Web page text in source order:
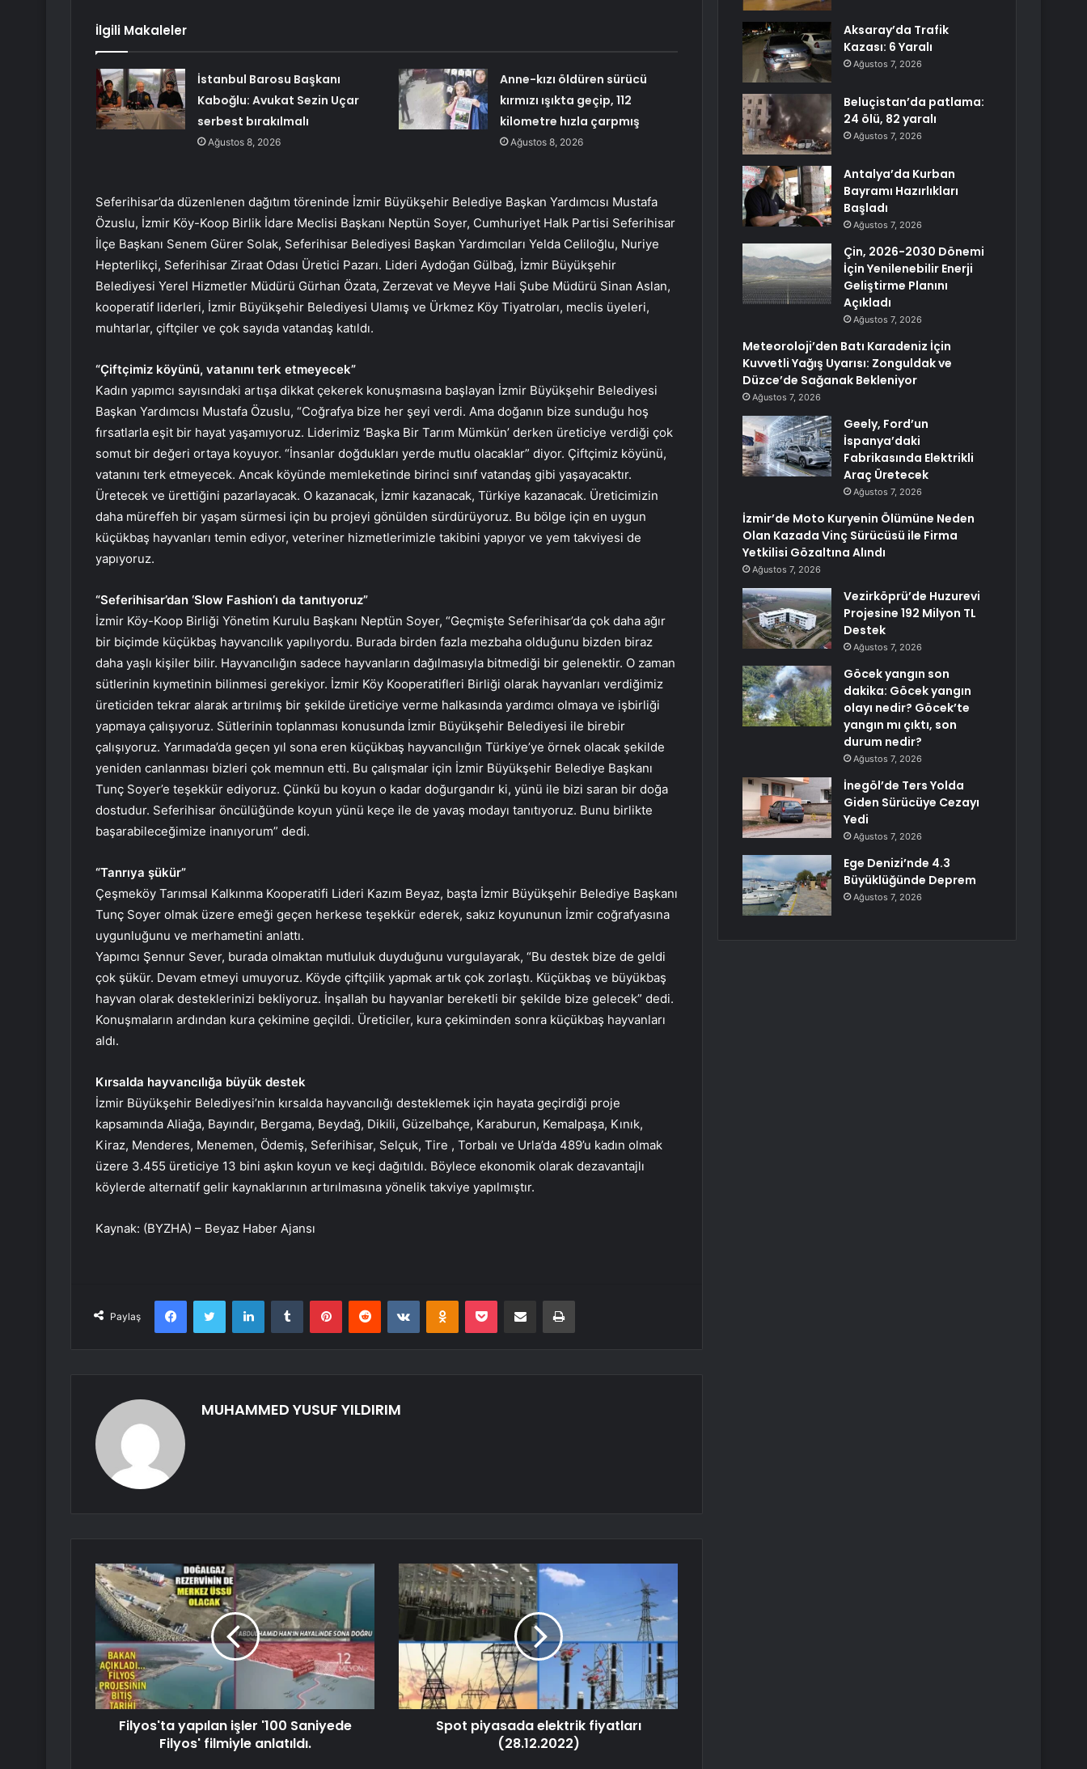
İlgili Makaleler
İstanbul Barosu Başkanı
Kaboğlu: Avukat Sezin Uçar
serbest bırakılmalı
Ağustos 8, 2026
Anne-kızı öldüren sürücü
kırmızı ışıkta geçip, 112
kilometre hızla çarpmış
Ağustos 8, 2026
Seferihisar’da düzenlenen dağıtım töreninde İzmir Büyükşehir Belediye Başkan Yardımcısı Mustafa
Özuslu, İzmir Köy-Koop Birlik İdare Meclisi Başkanı Neptün Soyer, Cumhuriyet Halk Partisi Seferihisar
İlçe Başkanı Senem Gürer Solak, Seferihisar Belediyesi Başkan Yardımcıları Yelda Celiloğlu, Nuriye
Hepterlikçi, Seferihisar Ziraat Odası Üretici Pazarı. Lideri Aydoğan Gülbağ, İzmir Büyükşehir
Belediyesi Yerel Hizmetler Müdürü Gürhan Özata, Zerzevat ve Meyve Hali Şube Müdürü Sinan Aslan,
kooperatif liderleri, İzmir Büyükşehir Belediyesi Ulamış ve Ürkmez Köy Tiyatroları, meclis üyeleri,
muhtarlar, çiftçiler ve çok sayıda vatandaş katıldı.
“Çiftçimiz köyünü, vatanını terk etmeyecek”
Kadın yapımcı sayısındaki artışa dikkat çekerek konuşmasına başlayan İzmir Büyükşehir Belediyesi
Başkan Yardımcısı Mustafa Özuslu, “Coğrafya bize her şeyi verdi. Ama doğanın bize sunduğu hoş
fırsatlarla eşit bir hayat yaşamıyoruz. Liderimiz ‘Başka Bir Tarım Mümkün’ derken üreticiye verdiği çok
somut bir değeri ortaya koyuyor. “İnsanlar doğdukları yerde mutlu olacaklar” diyor. Çiftçimiz köyünü,
vatanını terk etmeyecek. Ancak köyünde memleketinde birinci sınıf vatandaş gibi yaşayacaktır.
Üretecek ve ürettiğini pazarlayacak. O kazanacak, İzmir kazanacak, Türkiye kazanacak. Üreticimizin
daha müreffeh bir yaşam sürmesi için bu projeyi gönülden sürdürüyoruz. Bu bölge için en uygun
küçükbaş hayvanları temin ediyor, veteriner hizmetlerimizle takibini yapıyor ve yem takviyesi de
yapıyoruz.
“Seferihisar’dan ‘Slow Fashion’ı da tanıtıyoruz”
İzmir Köy-Koop Birliği Yönetim Kurulu Başkanı Neptün Soyer, “Geçmişte Seferihisar’da çok daha ağır
bir biçimde küçükbaş hayvancılık yapılıyordu. Burada birden fazla mezbaha olduğunu bizden biraz
daha yaşlı kişiler bilir. Hayvancılığın sadece hayvanların dağılmasıyla bitmediği bir gelenektir. O zaman
sütlerinin kıymetinin bilinmesi gerekiyor. İzmir Köy Kooperatifleri Birliği olarak hayvanları verdiğimiz
üreticiden tekrar alarak artırılmış bir şekilde üreticiye verme halkasında yardımcı olmaya ve işbirliği
yapmaya çalışıyoruz. Sütlerinin toplanması konusunda İzmir Büyükşehir Belediyesi ile birebir
çalışıyoruz. Yarımada’da geçen yıl sona eren küçükbaş hayvancılığın Türkiye’ye örnek olacak şekilde
yeniden canlanması bizleri çok memnun etti. Bu çalışmalar için İzmir Büyükşehir Belediye Başkanı
Tunç Soyer’e teşekkür ediyoruz. Çünkü bu koyun o kadar doğurgandır ki, yünü ile bizi saran bir doğa
dostudur. Seferihisar öncülüğünde koyun yünü keçe ile de yavaş modayı tanıtıyoruz. Bunu birlikte
başarabileceğimize inanıyorum” dedi.
“Tanrıya şükür”
Çeşmeköy Tarımsal Kalkınma Kooperatifi Lideri Kazım Beyaz, başta İzmir Büyükşehir Belediye Başkanı
Tunç Soyer olmak üzere emeği geçen herkese teşekkür ederek, sakız koyununun İzmir coğrafyasına
uygunluğunu ve merhametini anlattı.
Yapımcı Şennur Sever, burada olmaktan mutluluk duyduğunu vurgulayarak, “Bu destek bize de geldi
çok şükür. Devam etmeyi umuyoruz. Köyde çiftçilik yapmak artık çok zorlaştı. Küçükbaş ve büyükbaş
hayvan olarak desteklerinizi bekliyoruz. İnşallah bu hayvanlar bereketli bir şekilde bize gelecek” dedi.
Konuşmaların ardından kura çekimine geçildi. Üreticiler, kura çekiminden sonra küçükbaş hayvanları
aldı.
Kırsalda hayvancılığa büyük destek
İzmir Büyükşehir Belediyesi’nin kırsalda hayvancılığı desteklemek için hayata geçirdiği proje
kapsamında Aliağa, Bayındır, Bergama, Beydağ, Dikili, Güzelbahçe, Karaburun, Kemalpaşa, Kınık,
Kiraz, Menderes, Menemen, Ödemiş, Seferihisar, Selçuk, Tire , Torbalı ve Urla’da 489’u kadın olmak
üzere 3.455 üreticiye 13 bini aşkın koyun ve keçi dağıtıldı. Böylece ekonomik olarak dezavantajlı
köylerde alternatif gelir kaynaklarının artırılmasına yönelik takviye yapılmıştır.
Kaynak: (BYZHA) – Beyaz Haber Ajansı
Paylaş
FacebookTwitter LinkedInTumblr PinterestReddit VKontakteOdnoklassniki
Pocket E-Posta ile paylaş Yazdır
MUHAMMED YUSUF YILDIRIM
Filyos'ta yapılan işler '100 Saniyede
Filyos' filmiyle anlatıldı.
Spot piyasada elektrik fiyatları
(28.12.2022)
Aksaray’da Trafik
Kazası: 6 Yaralı
Ağustos 7, 2026
Beluçistan’da patlama:
24 ölü, 82 yaralı
Ağustos 7, 2026
Antalya’da Kurban
Bayramı Hazırlıkları
Başladı
Ağustos 7, 2026
Çin, 2026-2030 Dönemi
İçin Yenilenebilir Enerji
Geliştirme Planını
Açıkladı
Ağustos 7, 2026
Meteoroloji’den Batı Karadeniz İçin
Kuvvetli Yağış Uyarısı: Zonguldak ve
Düzce’de Sağanak Bekleniyor
Ağustos 7, 2026
Geely, Ford’un
İspanya’daki
Fabrikasında Elektrikli
Araç Üretecek
Ağustos 7, 2026
İzmir’de Moto Kuryenin Ölümüne Neden
Olan Kazada Vinç Sürücüsü ile Firma
Yetkilisi Gözaltına Alındı
Ağustos 7, 2026
Vezirköprü’de Huzurevi
Projesine 192 Milyon TL
Destek
Ağustos 7, 2026
Göcek yangın son
dakika: Göcek yangın
olayı nedir? Göcek’te
yangın mı çıktı, son
durum nedir?
Ağustos 7, 2026
İnegöl’de Ters Yolda
Giden Sürücüye Cezayı
Yedi
Ağustos 7, 2026
Ege Denizi’nde 4.3
Büyüklüğünde Deprem
Ağustos 7, 2026